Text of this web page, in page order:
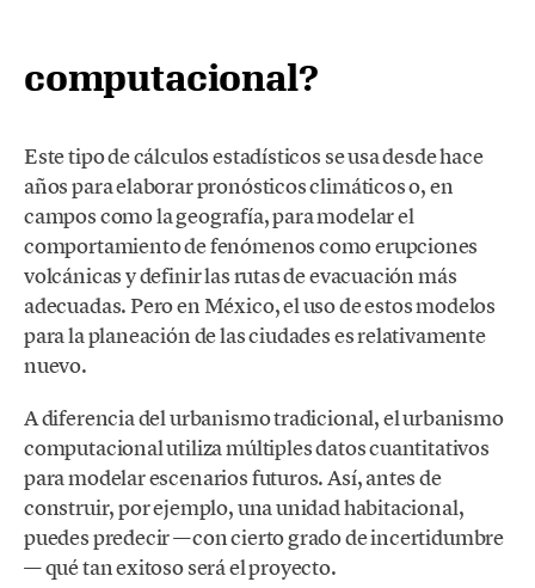
computacional?
Este tipo de cálculos estadísticos se usa desde hace
años para elaborar pronósticos climáticos o, en
campos como la geografía, para modelar el
comportamiento de fenómenos como erupciones
volcánicas y definir las rutas de evacuación más
adecuadas. Pero en México, el uso de estos modelos
para la planeación de las ciudades es relativamente
nuevo.
A diferencia del urbanismo tradicional, el urbanismo
computacional utiliza múltiples datos cuantitativos
para modelar escenarios futuros. Así, antes de
construir, por ejemplo, una unidad habitacional,
puedes predecir —con cierto grado de incertidumbre
— qué tan exitoso será el proyecto.